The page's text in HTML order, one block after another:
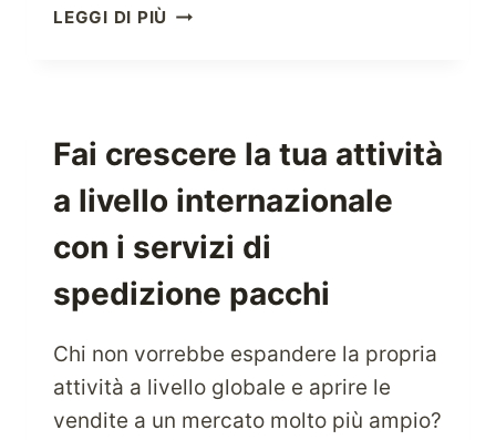
LEGGI DI PIÙ LE
SOCIETÀ
DI
SPEDIZIONE
DEGNA
ESSERE
Fai crescere la tua attività
a livello internazionale
con i servizi di
spedizione pacchi
Chi non vorrebbe espandere la propria
attività a livello globale e aprire le
vendite a un mercato molto più ampio?